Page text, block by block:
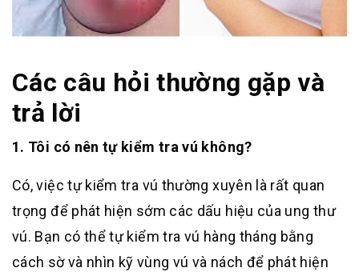
Các câu hỏi thường gặp và
trả lời
1. Tôi có nên tự kiểm tra vú không?
Có, việc tự kiểm tra vú thường xuyên là rất quan
trọng để phát hiện sớm các dấu hiệu của ung thư
vú. Bạn có thể tự kiểm tra vú hàng tháng bằng
cách sờ và nhìn kỹ vùng vú và nách để phát hiện